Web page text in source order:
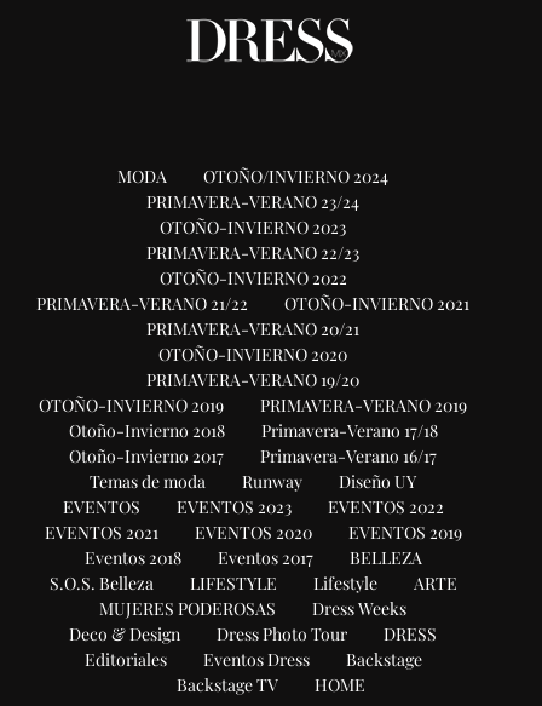
MODA
OTOÑO/INVIERNO 2024
PRIMAVERA-VERANO 23/24
OTOÑO-INVIERNO 2023
PRIMAVERA-VERANO 22/23
OTOÑO-INVIERNO 2022
PRIMAVERA-VERANO 21/22
OTOÑO-INVIERNO 2021
PRIMAVERA-VERANO 20/21
OTOÑO-INVIERNO 2020
PRIMAVERA-VERANO 19/20
OTOÑO-INVIERNO 2019
PRIMAVERA-VERANO 2019
Otoño-Invierno 2018
Primavera-Verano 17/18
Otoño-Invierno 2017
Primavera-Verano 16/17
Temas de moda
Runway
Diseño UY
EVENTOS
EVENTOS 2023
EVENTOS 2022
EVENTOS 2021
EVENTOS 2020
EVENTOS 2019
Eventos 2018
Eventos 2017
BELLEZA
S.O.S. Belleza
LIFESTYLE Lifestyle
ARTE
MUJERES PODEROSAS
Dress Weeks
Deco & Design
Dress Photo Tour
DRESS
Editoriales
Eventos Dress
Backstage
Backstage TV
HOME